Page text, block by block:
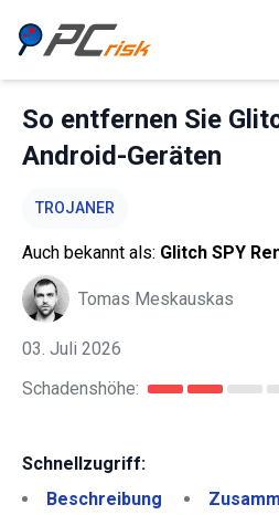
So entfernen Sie
Android-Geräten
TROJANER
Auch bekannt als: Glitch SPY
Tomas Meskauskas
03. Juli 2026
Schadenshöhe:
Schnellzugriff:
Beschreibung